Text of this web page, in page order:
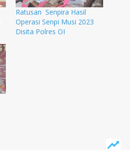
Ratusan Senpira Hasil
Operasi Senpi Musi 2023
Disita Polres OI